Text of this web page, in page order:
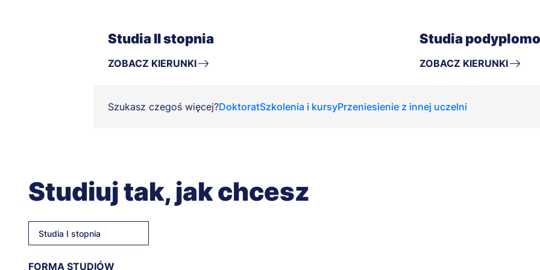
Studia II stopnia
ZOBACZ KIERUNKI
Studia
ZOBACZ KIERUNKI
Szukasz czegoś więcej?DoktoratSzkolenia i kursyPrzeniesienie z innej uczelni
Studiuj tak, jak chcesz
Studia I stopnia
FORMA STUDIÓW